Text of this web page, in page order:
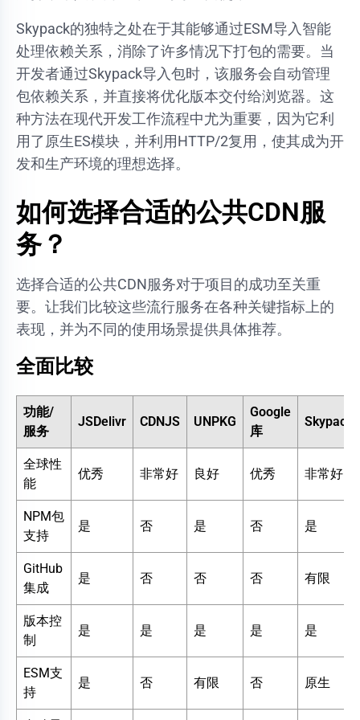
Skypack的独特之处在于其能够通过ESM导入智能
处理依赖关系，消除了许多情况下打包的需要。当
开发者通过Skypack导入包时，该服务会自动管理
包依赖关系，并直接将优化版本交付给浏览器。这
种方法在现代开发工作流程中尤为重要，因为它利
用了原生ES模块，并利用HTTP/2复用，使其成为开
发和生产环境的理想选择。
如何选择合适的公共CDN服
务？
选择合适的公共CDN服务对于项目的成功至关重
要。让我们比较这些流行服务在各种关键指标上的
表现，并为不同的使用场景提供具体推荐。
全面比较
功能/
服务
JSDelivr CDNJS UNPKG
Google
库
Skypack
全球性
能
优秀 非常好 良好 优秀 非常好
NPM包
支持
是 否 是 否 是
GitHub
集成
是 否 否 否 有限
版本控
制
是 是 是 是 是
ESM支
持
是 否 有限 否 原生